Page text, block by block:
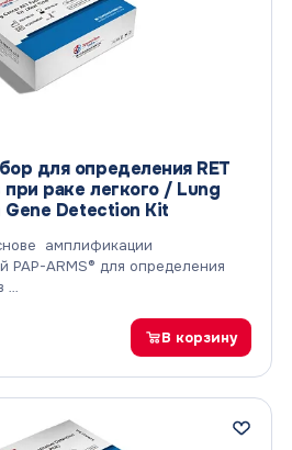
для определения RET
раке легкого / Lung
Gene Detection Kit
амплификации
PAP-ARMS® для определения
…
В корзину